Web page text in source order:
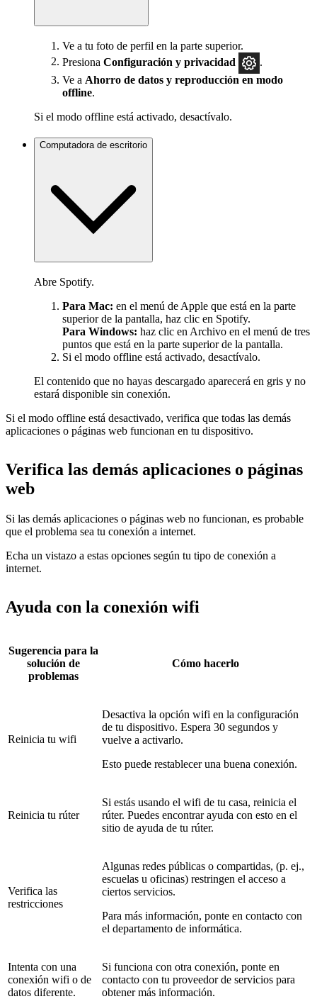
Ve a tu foto de perfil en la parte superior.
Presiona Configuración y privacidad
Ve a Ahorro de datos y reproducción en modo
offline.
Si el modo offline está activado, desactívalo.
Computadora de escritorio
Abre Spotify.
Para Mac: en el menú de Apple que está en la parte
superior de la pantalla, haz clic en Spotify.
Para Windows: haz clic en Archivo en el menú de tres
puntos que está en la parte superior de la pantalla.
Si el modo offline está activado, desactívalo.
El contenido que no hayas descargado aparecerá en gris y no
estará disponible sin conexión.
Si el modo offline está desactivado, verifica que todas las demás
aplicaciones o páginas web funcionan en tu dispositivo.
Verifica las demás aplicaciones o páginas
web
Si las demás aplicaciones o páginas web no funcionan, es probable
que el problema sea tu conexión a internet.
Echa un vistazo a estas opciones según tu tipo de conexión a
internet.
Ayuda con la conexión wifi
Sugerencia para la
solución de
problemas
Cómo hacerlo
Reinicia tu wifi
Desactiva la opción wifi en la configuración
de tu dispositivo. Espera 30 segundos y
vuelve a activarlo.
Esto puede restablecer una buena conexión.
Reinicia tu rúter
Si estás usando el wifi de tu casa, reinicia el
rúter. Puedes encontrar ayuda con esto en el
sitio de ayuda de tu rúter.
Verifica las
restricciones
Algunas redes públicas o compartidas, (p. ej.,
escuelas u oficinas) restringen el acceso a
ciertos servicios.
Para más información, ponte en contacto con
el departamento de informática.
Intenta con una
conexión wifi o de
datos diferente.
Si funciona con otra conexión, ponte en
contacto con tu proveedor de servicios para
obtener más información.